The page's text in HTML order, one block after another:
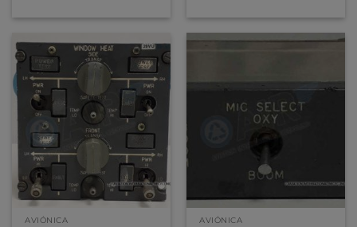
AVIÓNICA AVIÓNICA